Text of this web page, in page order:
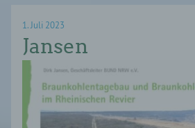
1. Juli 2023
Jansen